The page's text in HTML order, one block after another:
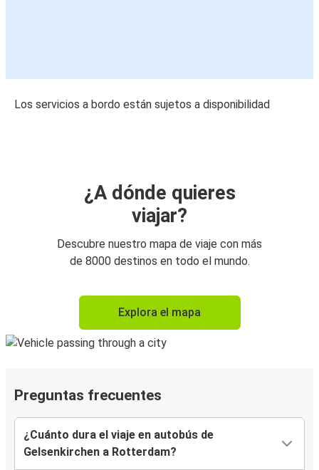
Los servicios a bordo están sujetos a disponibilidad
¿A dónde quieres
viajar?
Descubre nuestro mapa de viaje con más
de 8000 destinos en todo el mundo.
Explora el mapa
Preguntas frecuentes
¿Cuánto dura el viaje en autobús de
Gelsenkirchen a Rotterdam?